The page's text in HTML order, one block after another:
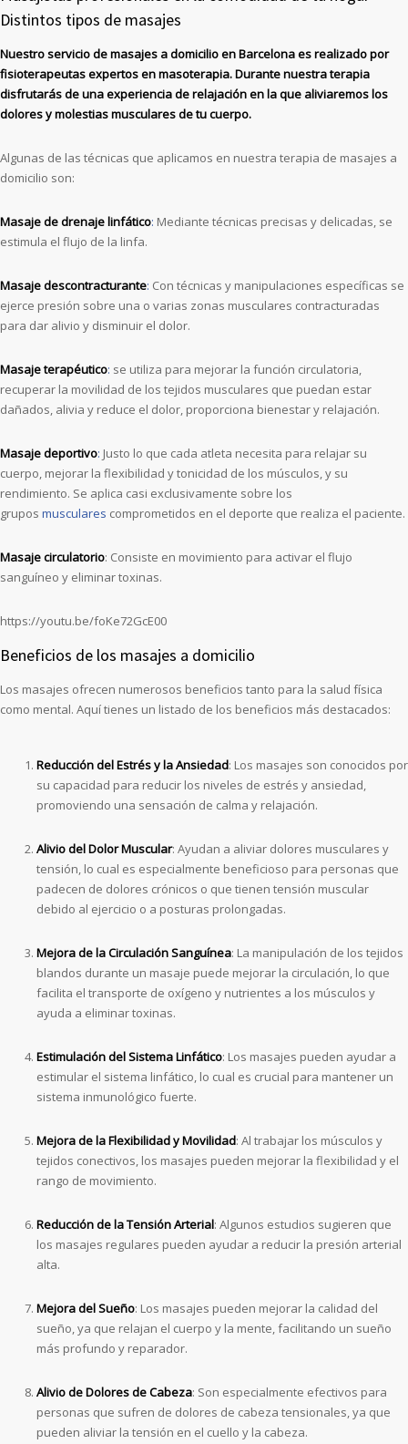
Distintos tipos de masajes
Nuestro servicio de masajes a domicilio en Barcelona es realizado por
fisioterapeutas expertos en masoterapia. Durante nuestra terapia
disfrutarás de una experiencia de relajación en la que aliviaremos los
dolores y molestias musculares de tu cuerpo.
Algunas de las técnicas que aplicamos en nuestra terapia de masajes a
domicilio son:
Masaje de drenaje linfático: Mediante técnicas precisas y delicadas, se
estimula el flujo de la linfa.
Masaje descontracturante: Con técnicas y manipulaciones específicas se
ejerce presión sobre una o varias zonas musculares contracturadas
para dar alivio y disminuir el dolor.
Masaje terapéutico: se utiliza para mejorar la función circulatoria,
recuperar la movilidad de los tejidos musculares que puedan estar
dañados, alivia y reduce el dolor, proporciona bienestar y relajación.
Masaje deportivo: Justo lo que cada atleta necesita para relajar su
cuerpo, mejorar la flexibilidad y tonicidad de los músculos, y su
rendimiento. Se aplica casi exclusivamente sobre los
grupos musculares comprometidos en el deporte que realiza el paciente.
Masaje circulatorio: Consiste en movimiento para activar el flujo
sanguíneo y eliminar toxinas.
https://youtu.be/foKe72GcE00
Beneficios de los masajes a domicilio
Los masajes ofrecen numerosos beneficios tanto para la salud física
como mental. Aquí tienes un listado de los beneficios más destacados:
Reducción del Estrés y la Ansiedad: Los masajes son conocidos por
su capacidad para reducir los niveles de estrés y ansiedad,
promoviendo una sensación de calma y relajación.
Alivio del Dolor Muscular: Ayudan a aliviar dolores musculares y
tensión, lo cual es especialmente beneficioso para personas que
padecen de dolores crónicos o que tienen tensión muscular
debido al ejercicio o a posturas prolongadas.
Mejora de la Circulación Sanguínea: La manipulación de los tejidos
blandos durante un masaje puede mejorar la circulación, lo que
facilita el transporte de oxígeno y nutrientes a los músculos y
ayuda a eliminar toxinas.
Estimulación del Sistema Linfático: Los masajes pueden ayudar a
estimular el sistema linfático, lo cual es crucial para mantener un
sistema inmunológico fuerte.
Mejora de la Flexibilidad y Movilidad: Al trabajar los músculos y
tejidos conectivos, los masajes pueden mejorar la flexibilidad y el
rango de movimiento.
Reducción de la Tensión Arterial: Algunos estudios sugieren que
los masajes regulares pueden ayudar a reducir la presión arterial
alta.
Mejora del Sueño: Los masajes pueden mejorar la calidad del
sueño, ya que relajan el cuerpo y la mente, facilitando un sueño
más profundo y reparador.
Alivio de Dolores de Cabeza: Son especialmente efectivos para
personas que sufren de dolores de cabeza tensionales, ya que
pueden aliviar la tensión en el cuello y la cabeza.